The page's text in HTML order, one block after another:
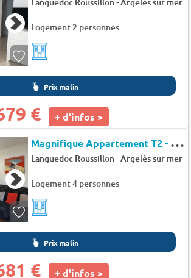
Logement 2 personnes
Prix malin
€ + d'infos >
M
agnifique Appartement T2 - Résidence Le Pré Catalan - Le pre catalan
Languedoc Roussillon-Argelès sur mer
Logement 4 personnes
Prix malin
€ + d'infos >